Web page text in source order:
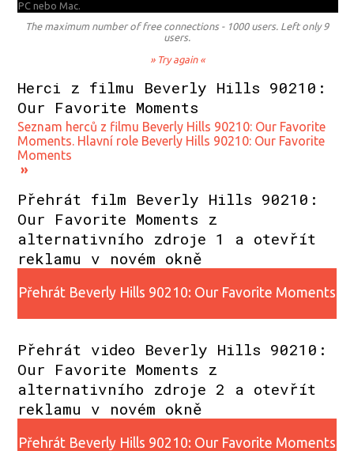
PC nebo Mac.
The maximum number of free connections - 1000 users. Left only 9
users.
» Try again «
Herci z filmu Beverly Hills 90210:
Our Favorite Moments
Seznam herců z filmu Beverly Hills 90210: Our Favorite
Moments. Hlavní role Beverly Hills 90210: Our Favorite
Moments
»
Přehrát film Beverly Hills 90210:
Our Favorite Moments z
alternativního zdroje 1 a otevřít
reklamu v novém okně
Přehrát Beverly Hills 90210: Our Favorite Moments
Přehrát video Beverly Hills 90210:
Our Favorite Moments z
alternativního zdroje 2 a otevřít
reklamu v novém okně
Přehrát Beverly Hills 90210: Our Favorite Moments